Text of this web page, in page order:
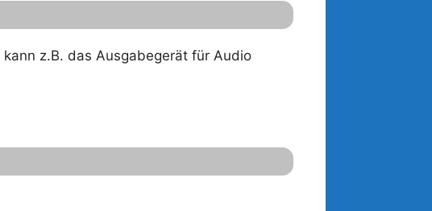
z.B. das Ausgabegerät für Audio